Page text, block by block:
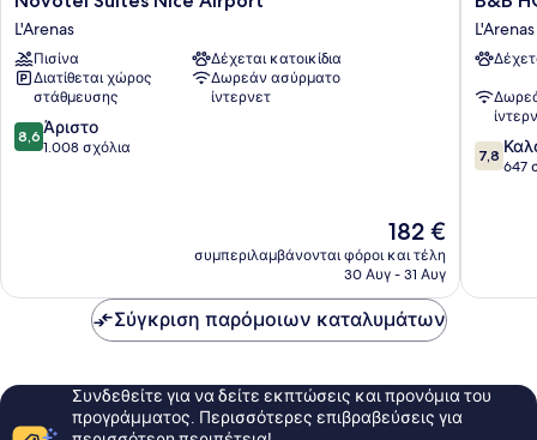
Suites
Nice
Airport
L'Arenas
L'Arenas
Πισίνα
Δέχεται κατοικίδια
Διατίθεται χώρος
στάθμευσης
Δωρεάν ασύρματο
ίντερνετ
8.6
στα
8,6 Άριστο
1.008 σχόλια
Η
τιμή
είναι
182 €
συμπεριλαμβάνονται φόροι και τέλη
30 Αυγ - 31 Αυγ
HOTEL
Nice
L'Arenas
7.8
στα
7,8
647
Σύγκριση παρόμοιων καταλυμάτων
Συνδεθείτε για να δείτε εκπτώσεις και προνόμια του
προγράμματος. Περισσότερες επιβραβεύσεις για